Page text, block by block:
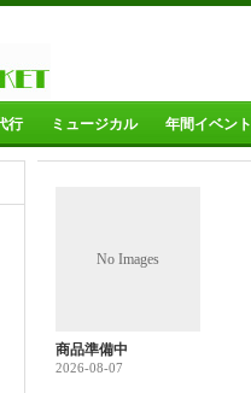
行 ミュージカル 年間イベント
No Images
商品準備中
2026-08-07